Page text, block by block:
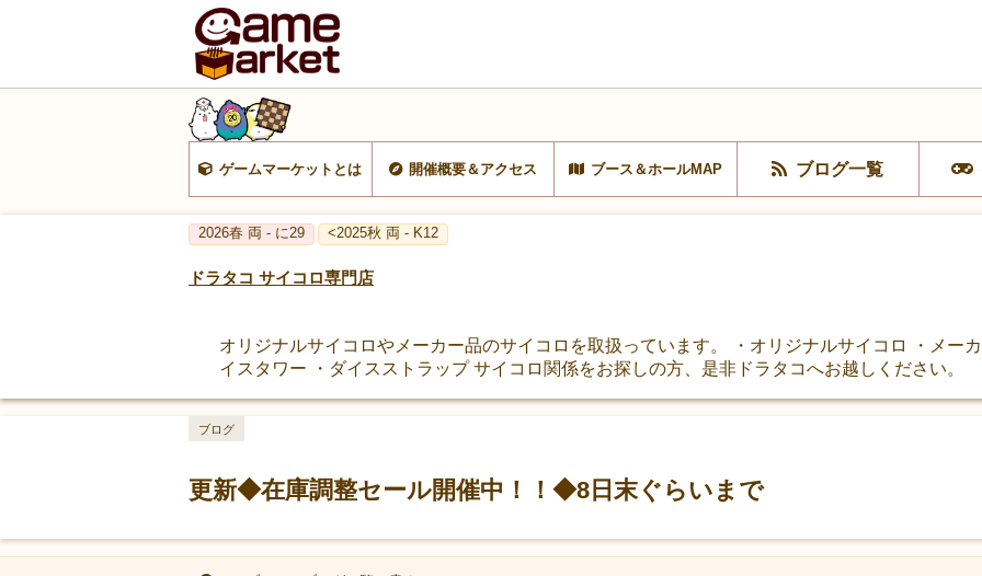
ゲームマーケットとは 開催概要＆アクセス ブース＆ホールMAP ブログ一覧
2026春 両 - に29 <2025秋 両 - K12
ドラタコ サイコロ専門店
オリジナルサイコロやメーカー品のサイコロを取扱っています。 ・オリジナルサイコロ ・メー
イスタワー ・ダイスストラップ サイコロ関係をお探しの方、是非ドラタコへお越しください。
更新◆在庫調整セール開催中！！◆8日末ぐらいまで
ブログ